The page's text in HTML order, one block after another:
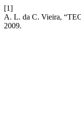
[1]
A. L. da C. Vieira,
2009.